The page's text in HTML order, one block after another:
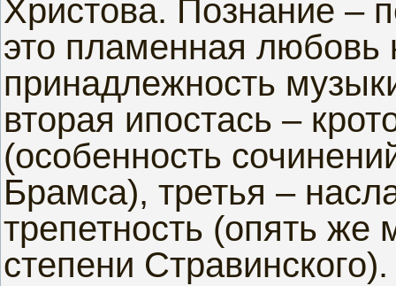
Христова. Познание –
это пламенная любовь
принадлежность
вторая ипостась –
(особенность
Брамса), третья –
трепетность (опять же
степени Стравинского).